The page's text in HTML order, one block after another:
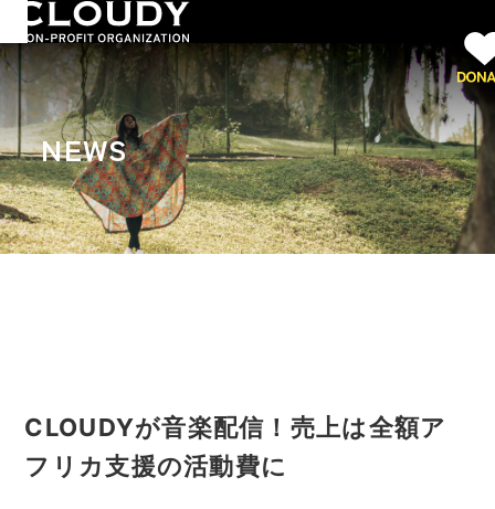
NEWS
CLOUDYが音楽配信！売上は全額ア
フリカ支援の活動費に